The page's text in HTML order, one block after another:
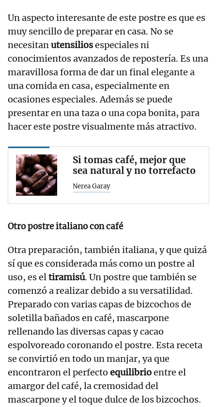
Un aspecto interesante de este postre es que es
muy sencillo de preparar en casa. No se
necesitanutensiliosespeciales ni
conocimientos avanzados de repostería. Es una
maravillosa forma de dar un final elegante a
una comida en casa, especialmente en
ocasiones especiales. Además se puede
presentar en una taza o una copa bonita, para
hacer este postre visualmente más atractivo.
Si tomas café, mejor que
sea natural y no torrefacto
Nerea Garay
Otro postre italiano con café
Otra preparación, también italiana, y que quizá
sí que es considerada más como un postre al
uso, es eltiramisú. Un postre que también se
comenzó a realizar debido a su versatilidad.
Preparado con varias capas de bizcochos de
soletilla bañados en café, mascarpone
rellenando las diversas capas y cacao
espolvoreado coronando el postre. Esta receta
se convirtió en todo un manjar, ya que
encontraron el perfecto equilibrioentre el
amargor del café, la cremosidad del
mascarpone y el toque dulce de los bizcochos.